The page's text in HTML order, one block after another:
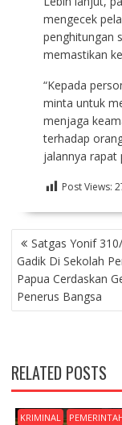
mengecek
penghitungan
memastikan
“Kepada
minta untuk
menjaga
terhadap
jalannya rapat
Post Views:
NAVIGASI
POSSatgas Yonif
Gadik Di Sekolah
Papua Cerdaskan
Penerus Bangsa
RELATED POSTS
KRIMINAL